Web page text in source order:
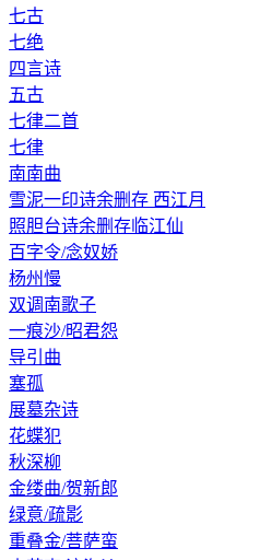
七古
七绝
四言诗
五古
七律二首
七律
南南曲
雪泥一印诗余删存 西江月
照胆台诗余删存临江仙
百字令/念奴娇
杨州慢
双调南歌子
一痕沙/昭君怨
导引曲
塞孤
展墓杂诗
花蝶犯
秋深柳
金缕曲/贺新郎
绿意/疏影
重叠金/菩萨蛮